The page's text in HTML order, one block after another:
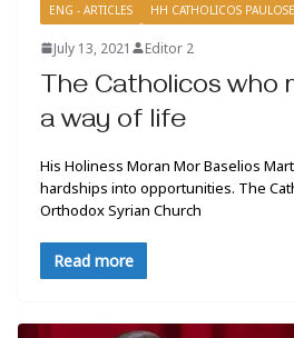
ENG - ARTICLES HH CATHOLICOS
July 13, 2021 Editor 2
The Catholicos who
a way of life
His Holiness Moran Mor Baselios
hardships into opportunities. The
Orthodox Syrian Church
Read more